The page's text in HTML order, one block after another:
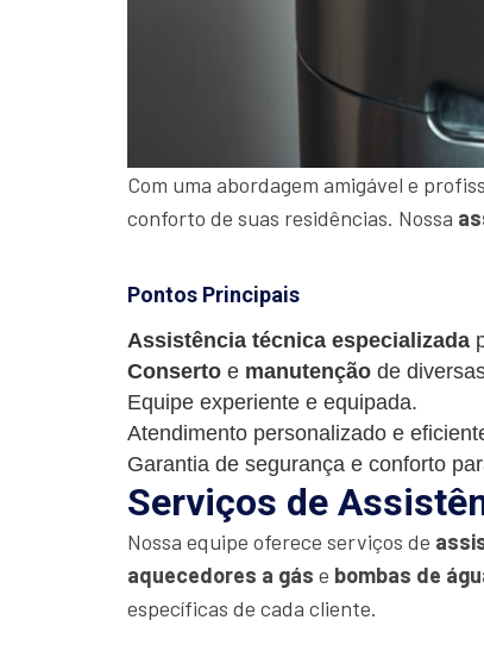
Com uma abordagem amigável e
conforto de suas residências. Nossa
Pontos Principais
Assistência técnica especializada
Conserto e manutenção de
Equipe experiente e equipada.
Atendimento personalizado e
Garantia de segurança e conforto
Serviços de
Nossa equipe oferece serviços de
aquecedores a gás e bombas de
específicas de cada cliente.